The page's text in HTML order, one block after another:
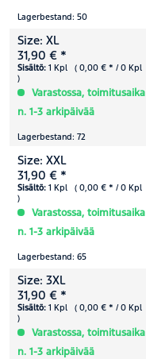
Lagerbestand: 50
Size: XL
31,90 € *
Sisältö: 1 Kpl ( 0,00 € * / 0 Kpl
)
Varastossa, toimitusaika
n. 1-3 arkipäivää
Lagerbestand: 72
Size: XXL
31,90 € *
Sisältö: 1 Kpl ( 0,00 € * / 0 Kpl
)
Varastossa, toimitusaika
n. 1-3 arkipäivää
Lagerbestand: 65
Size: 3XL
31,90 € *
Sisältö: 1 Kpl ( 0,00 € * / 0 Kpl
)
Varastossa, toimitusaika
n. 1-3 arkipäivää